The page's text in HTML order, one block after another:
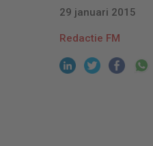
29 januari 2015
Redactie FM